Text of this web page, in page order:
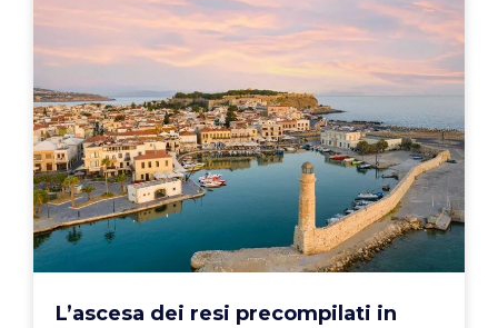
L’ascesa dei resi precompilati in